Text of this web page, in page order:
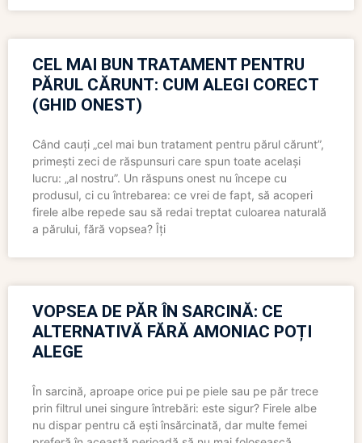
CEL MAI BUN TRATAMENT PENTRU
PĂRUL CĂRUNT: CUM ALEGI CORECT
(GHID ONEST)
Când cauți „cel mai bun tratament pentru părul cărunt”,
primești zeci de răspunsuri care spun toate același
lucru: „al nostru”. Un răspuns onest nu începe cu
produsul, ci cu întrebarea: ce vrei de fapt, să acoperi
firele albe repede sau să redai treptat culoarea naturală
a părului, fără vopsea? Îți
VOPSEA DE PĂR ÎN SARCINĂ: CE
ALTERNATIVĂ FĂRĂ AMONIAC POȚI
ALEGE
În sarcină, aproape orice pui pe piele sau pe păr trece
prin filtrul unei singure întrebări: este sigur? Firele albe
nu dispar pentru că ești însărcinată, dar multe femei